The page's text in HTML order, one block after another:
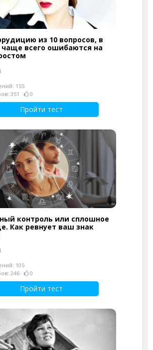
из 10 вопросов, в
всего ошибаются на
155
351
0
Пройти тест
контроль или сплошное
Как ревнует ваш знак
105
246
0
Пройти тест